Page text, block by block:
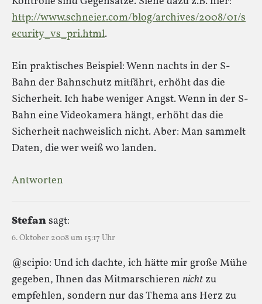
http://www.schneier.com/blog/archives/2008/01/s
ecurity_vs_pri.html.
Ein praktisches Beispiel: Wenn nachts in der S-
Bahn der Bahnschutz mitfährt, erhöht das die
Sicherheit. Ich habe weniger Angst. Wenn in der S-
Bahn eine Videokamera hängt, erhöht das die
Sicherheit nachweislich nicht. Aber: Man sammelt
Daten, die wer weiß wo landen.
Antworten
Stefansagt:
6. Oktober 2008 um 15:17 Uhr
@scipio: Und ich dachte, ich hätte mir große Mühe
gegeben, Ihnen das Mitmarschieren nicht zu
empfehlen, sondern nur das Thema ans Herz zu